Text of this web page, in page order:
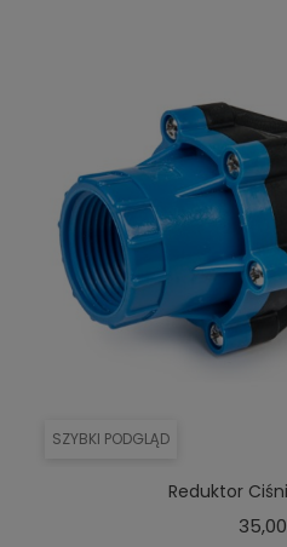
SZYBKI PODGLĄD
Reduktor
35,00